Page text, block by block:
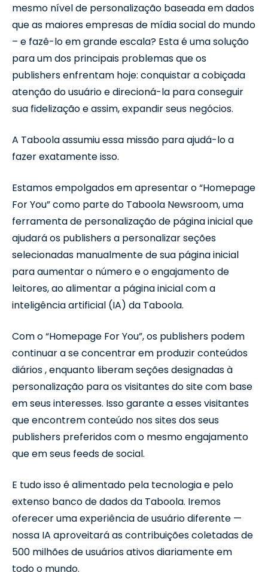
mesmo nível de personalização baseada em dados
que as maiores empresas de mídia social do mundo
– e fazê-lo em grande escala? Esta é uma solução
para um dos principais problemas que os
publishers enfrentam hoje: conquistar a cobiçada
atenção do usuário e direcioná-la para conseguir
sua fidelização e assim, expandir seus negócios.
A Taboola assumiu essa missão para ajudá-lo a
fazer exatamente isso.
Estamos empolgados em apresentar o “Homepage
For You” como parte do Taboola Newsroom, uma
ferramenta de personalização de página inicial que
ajudará os publishers a personalizar seções
selecionadas manualmente de sua página inicial
para aumentar o número e o engajamento de
leitores, ao alimentar a página inicial com a
inteligência artificial (IA) da Taboola.
Com o “Homepage For You”, os publishers podem
continuar a se concentrar em produzir conteúdos
diários , enquanto liberam seções designadas à
personalização para os visitantes do site com base
em seus interesses. Isso garante a esses visitantes
que encontrem conteúdo nos sites dos seus
publishers preferidos com o mesmo engajamento
que em seus feeds de social.
E tudo isso é alimentado pela tecnologia e pelo
extenso banco de dados da Taboola. Iremos
oferecer uma experiência de usuário diferente —
nossa IA aproveitará as contribuições coletadas de
500 milhões de usuários ativos diariamente em
todo o mundo.